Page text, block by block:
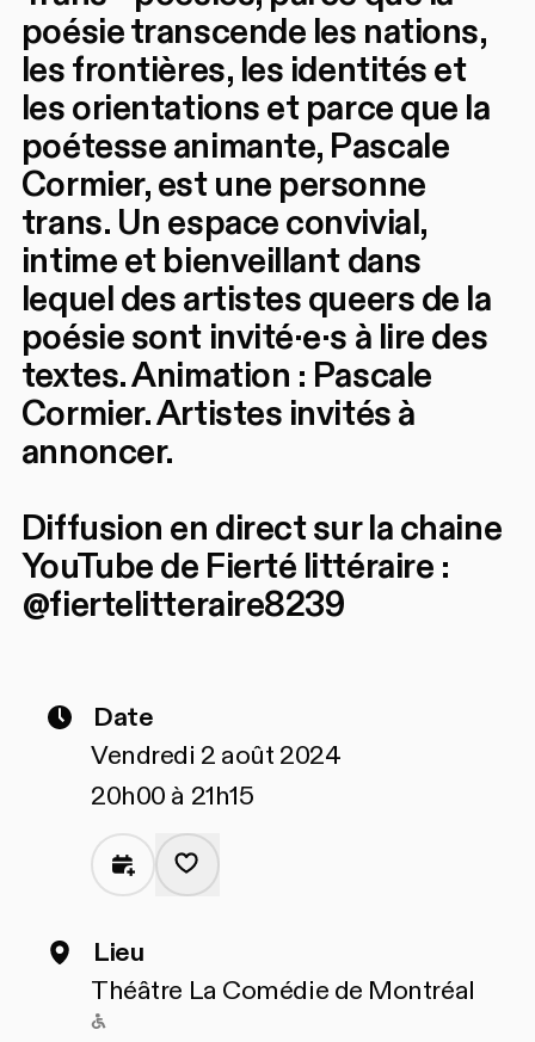
poésie transcende les nations,
les frontières, les identités et
les orientations et parce que la
poétesse animante, Pascale
Cormier, est une personne
trans. Un espace convivial,
intime et bienveillant dans
lequel des artistes queers de la
poésie sont invité·e·s à lire des
textes. Animation : Pascale
Cormier. Artistes invités à
annoncer.
Diffusion en direct sur la chaine
YouTube de Fierté littéraire :
@fiertelitteraire8239
Date
Vendredi 2 août 2024
20h00 à 21h15
Lieu
Théâtre La Comédie de Montréal
Accessible pour les personnes à